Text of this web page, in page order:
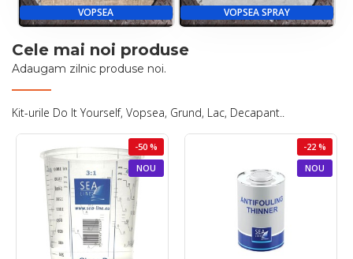
VOPSEA VOPSEA SPRAY
Cele mai noi produse
Adaugam zilnic produse noi.
Kit-urile Do It Yourself, Vopsea, Grund, Lac, Decapant..
NOU
-50 %
NOU
-22 %